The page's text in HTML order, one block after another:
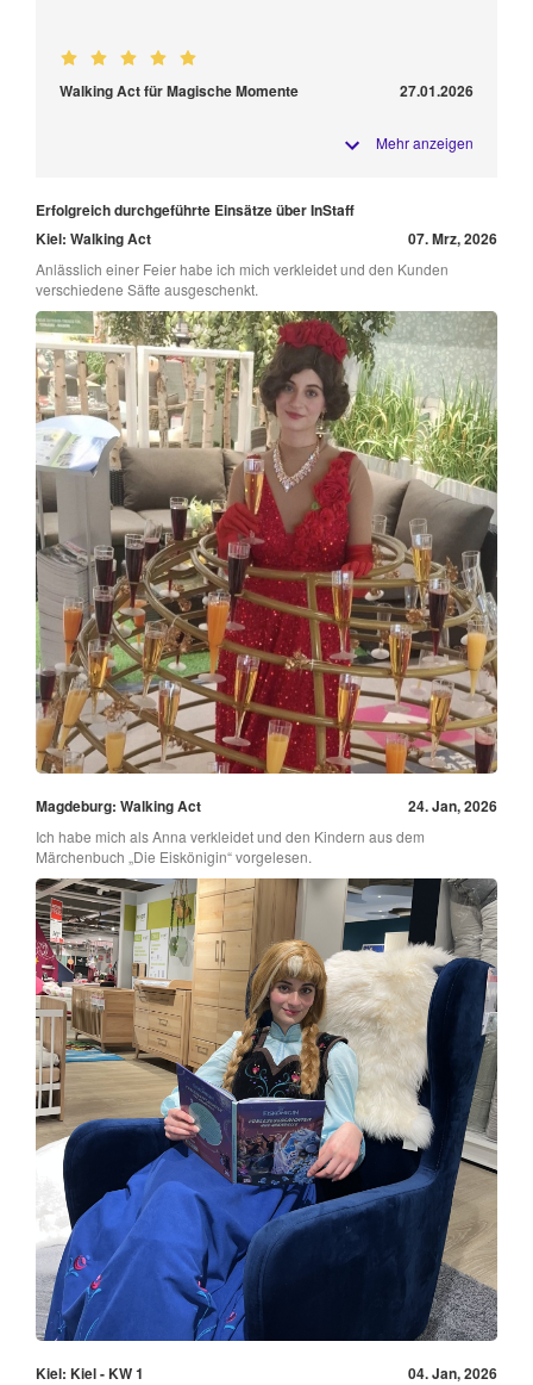
Walking Act für Magische Momente 27.01.2026
Mehr anzeigen
Erfolgreich durchgeführte Einsätze über InStaff
Kiel: Walking Act
07. Mrz, 2026
Anlässlich einer Feier habe ich mich verkleidet und den Kunden
verschiedene Säfte ausgeschenkt.
Magdeburg: Walking Act 24. Jan, 2026
Ich habe mich als Anna verkleidet und den Kindern aus dem
Märchenbuch „Die Eiskönigin“ vorgelesen.
Kiel: Kiel - KW 1 04. Jan, 2026